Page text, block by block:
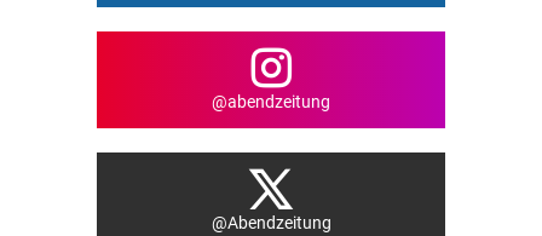
@abendzeitung
@Abendzeitung